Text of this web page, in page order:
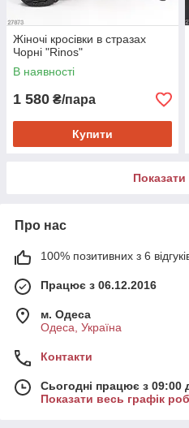
Жіночі кросівки в стразах
Чорні "Rinos"
В наявності
1 580 ₴/пара
Купити
Про нас
100% позитивних з 6
Працює з 06.12.2016
м. Одеса
Одеса, Україна
Контакти
Сьогодні працює з 09:00
Показати весь графік